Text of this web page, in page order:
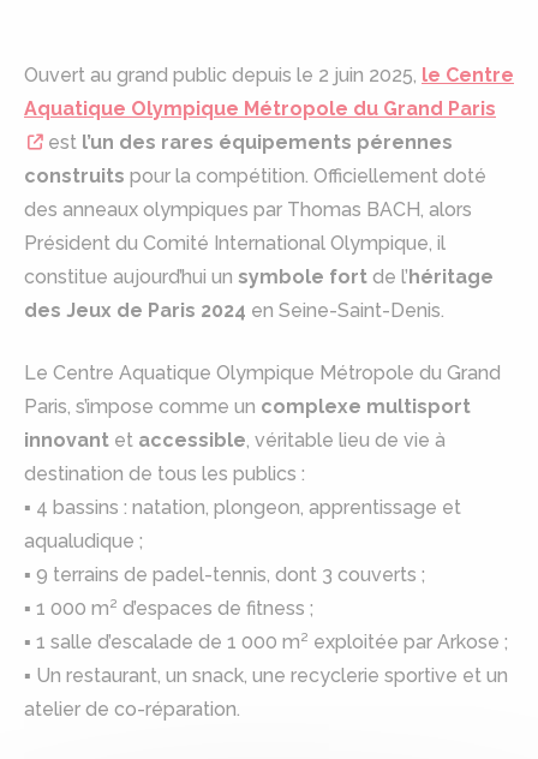
Ouvert au grand public depuis le 2 juin 2025, le Centre
Aquatique Olympique Métropole du Grand Paris
est l’un des rares équipements pérennes
construits pour la compétition. Officiellement doté
des anneaux olympiques par Thomas BACH, alors
Président du Comité International Olympique, il
constitue aujourd’hui un symbole fort de l’héritage
des Jeux de Paris 2024 en Seine-Saint-Denis.
Le Centre Aquatique Olympique Métropole du Grand
Paris, s’impose comme un complexe multisport
innovant et accessible, véritable lieu de vie à
destination de tous les publics :
▪ 4 bassins : natation, plongeon, apprentissage et
aqualudique ;
▪ 9 terrains de padel-tennis, dont 3 couverts ;
▪ 1 000 m² d’espaces de fitness ;
▪ 1 salle d’escalade de 1 000 m² exploitée par Arkose ;
▪ Un restaurant, un snack, une recyclerie sportive et un
atelier de co-réparation.